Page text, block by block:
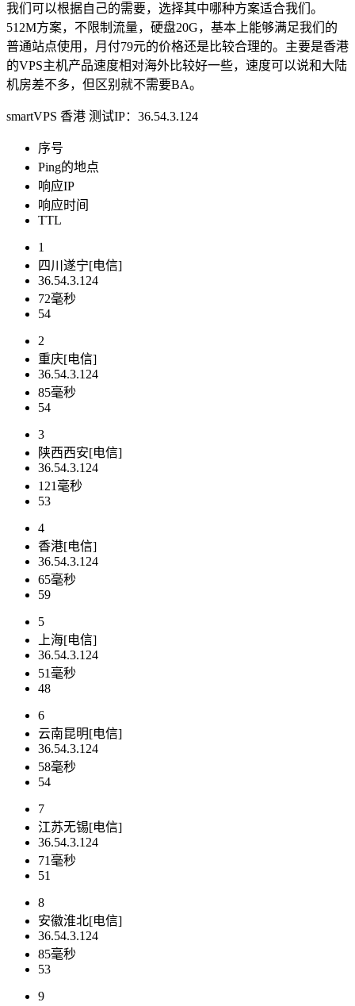
我们可以根据自己的需要，选择其中哪种方案适合我们。
512M方案，不限制流量，硬盘20G，基本上能够满足我们的
普通站点使用，月付79元的价格还是比较合理的。主要是香港
的VPS主机产品速度相对海外比较好一些，速度可以说和大陆
机房差不多，但区别就不需要BA。
smartVPS 香港 测试IP：36.54.3.124
序号
Ping的地点
响应IP
响应时间
TTL
1
四川遂宁[电信]
36.54.3.124
72毫秒
54
2
重庆[电信]
36.54.3.124
85毫秒
54
3
陕西西安[电信]
36.54.3.124
121毫秒
53
4
香港[电信]
36.54.3.124
65毫秒
59
5
上海[电信]
36.54.3.124
51毫秒
48
6
云南昆明[电信]
36.54.3.124
58毫秒
54
7
江苏无锡[电信]
36.54.3.124
71毫秒
51
8
安徽淮北[电信]
36.54.3.124
85毫秒
53
9